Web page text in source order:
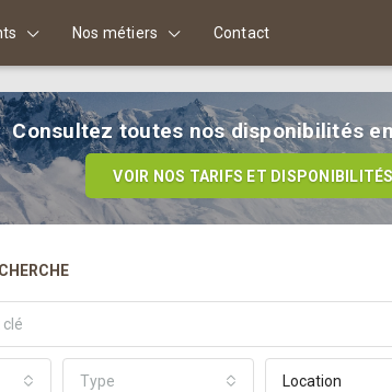
Nos métiers Contact
Consultez toutes nos disponibilités
VOIR NOS TARIFS ET DISPONIBILITÉS
Type Location